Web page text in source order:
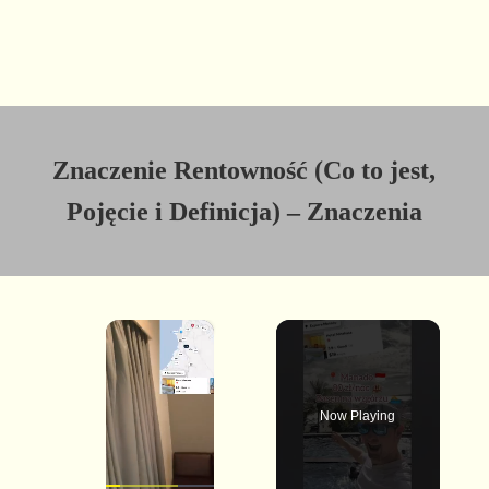
Znaczenie Rentowność (Co to jest,
Pojęcie i Definicja) – Znaczenia
×
Now Playing